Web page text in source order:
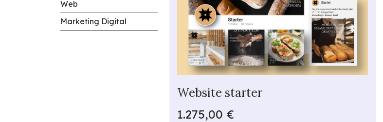
Web
Marketing Digital
Website starter
1.275,00 €